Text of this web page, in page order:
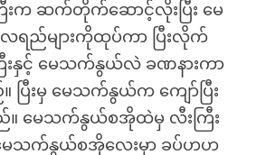
က ဆက်တိုက်ဆောင့်လိုးပြီး မေ
ည်များကိုထုပ်ကာ ပြီးလိုက်
းနှင့် မေသက်နွယ်လဲ ခဏနားကာ
ြီးမှ မေသက်နွယ်က ကျော်ပြီး
မေသက်နွယ်စအိုထဲမှ လီးကြီး
ေသက်နွယ်စအိုလေးမှာ ခပ်ဟဟ